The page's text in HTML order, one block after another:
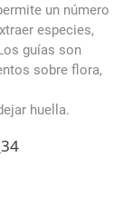
un número
especies,
guías son
sobre flora,
huella.